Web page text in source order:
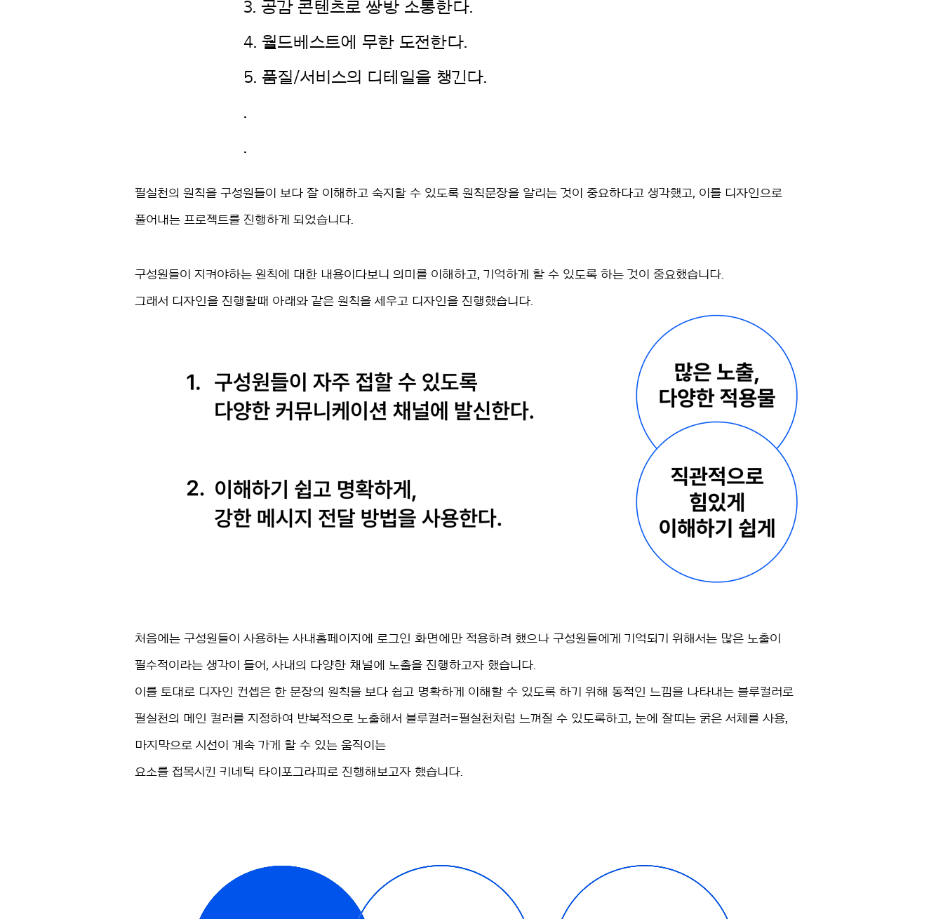
3. 공감 콘텐츠로 쌍방 소통한다.
4. 월드베스트에 무한 도전한다.
5. 품질/서비스의 디테일을 챙긴다.
.
.
필실천의 원칙을 구성원들이 보다 잘 이해하고 숙지할 수 있도록 원칙문장을 알리는 것이 중요하다고 생각했고, 이를 디자인으로
풀어내는 프로젝트를 진행하게 되었습니다.
구성원들이 지켜야하는 원칙에 대한 내용이다보니 의미를 이해하고, 기억하게 할 수 있도록 하는 것이 중요했습니다.
그래서 디자인을 진행할때 아래와 같은 원칙을 세우고 디자인을 진행했습니다.
처음에는 구성원들이 사용하는 사내홈페이지에 로그인 화면에만 적용하려 했으나 구성원들에게 기억되기 위해서는 많은 노출이
필수적이라는 생각이 들어, 사내의 다양한 채널에 노출을 진행하고자 했습니다.
이를 토대로 디자인 컨셉은 한 문장의 원칙을 보다 쉽고 명확하게 이해할 수 있도록 하기 위해 동적인 느낌을 나타내는 블루컬러로
필실천의 메인 컬러를 지정하여 반복적으로 노출해서 블루컬러=필실천처럼 느껴질 수 있도록하고, 눈에 잘띠는 굵은 서체를 사용,
마지막으로 시선이 계속 가게 할 수 있는 움직이는
요소를 접목시킨 키네틱 타이포그라피로 진행해보고자 했습니다.